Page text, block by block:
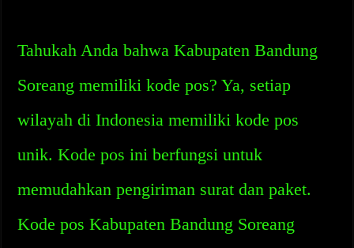
Tahukah Anda bahwa Kabupaten Bandung
Soreang memiliki kode pos? Ya, setiap
wilayah di Indonesia memiliki kode pos
unik. Kode pos ini berfungsi untuk
memudahkan pengiriman surat dan paket.
Kode pos Kabupaten Bandung Soreang